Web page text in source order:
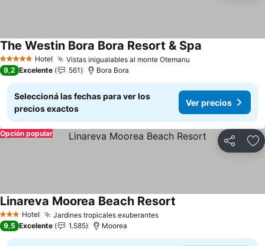
5 Estrellas Hotel Vistas inigualables al monte Otemanu
The Westin Bora Bora Resort & Spa
9,2 Excelente 561 Bora Bora
Seleccioná las fechas para ver los
precios exactos
Ver precios
Compartir
Opción popular
3 Estrellas
Hotel Jardines tropicales exuberantesVer precios
Linareva Moorea Beach Resort
9,5 Excelente 1.585 Moorea